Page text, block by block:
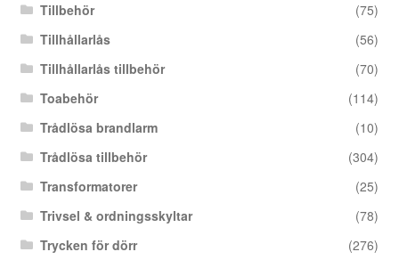
Tillbehör
(75)
Tillhållarlås
(56)
Tillhållarlås tillbehör
(70)
Toabehör
(114)
Trådlösa brandlarm
(10)
Trådlösa tillbehör
(304)
Transformatorer
(25)
Trivsel & ordningsskyltar
(78)
Trycken för dörr
(276)